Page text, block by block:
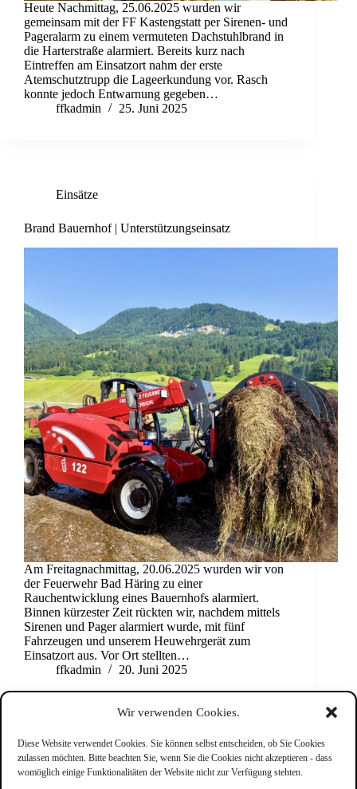
Wir verwenden Cookies.
Diese Website verwendet Cookies. Sie können selbst entscheiden, ob Sie Cookies
zulassen möchten. Bitte beachten Sie, wenn Sie die Cookies nicht akzeptieren - dass
womöglich einige Funktionalitäten der Website nicht zur Verfügung stehten.
Heute Nachmittag, 25.06.2025 wurden wir
gemeinsam mit der FF Kastengstatt per Sirenen- und
Pageralarm zu einem vermuteten Dachstuhlbrand in
die Harterstraße alarmiert. Bereits kurz nach
Eintreffen am Einsatzort nahm der erste
Atemschutztrupp die Lageerkundung vor. Rasch
konnte jedoch Entwarnung gegeben…
ffkadmin
25. Juni 2025
Einsätze
Brand Bauernhof | Unterstützungseinsatz
Am Freitagnachmittag, 20.06.2025 wurden wir von
der Feuerwehr Bad Häring zu einer
Rauchentwicklung eines Bauernhofs alarmiert.
Binnen kürzester Zeit rückten wir, nachdem mittels
Sirenen und Pager alarmiert wurde, mit fünf
Fahrzeugen und unserem Heuwehrgerät zum
Einsatzort aus. Vor Ort stellten…
ffkadmin
20. Juni 2025
PREV NEXT